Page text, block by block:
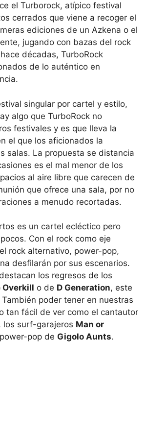
el Turborock, atípico festival
cerrados que viene a recoger el
ediciones de un Azkena o el
jugando con bazas del rock
décadas, TurboRock
de lo auténtico en
singular por cartel y estilo,
algo que TurboRock no
festivales y es que lleva la
el que los aficionados la
salas. La propuesta se distancia
es el mal menor de los
al aire libre que carecen de
que ofrece una sala, por no
a menudo recortadas.
es un cartel ecléctico pero
Con el rock como eje
rock alternativo, power-pop,
desfilarán por sus escenarios.
los regresos de los
Overkill o de D Generation, este
poder tener en nuestras
tan fácil de ver como el cantautor
los surf-garajeros Man or
pop de Gigolo Aunts.